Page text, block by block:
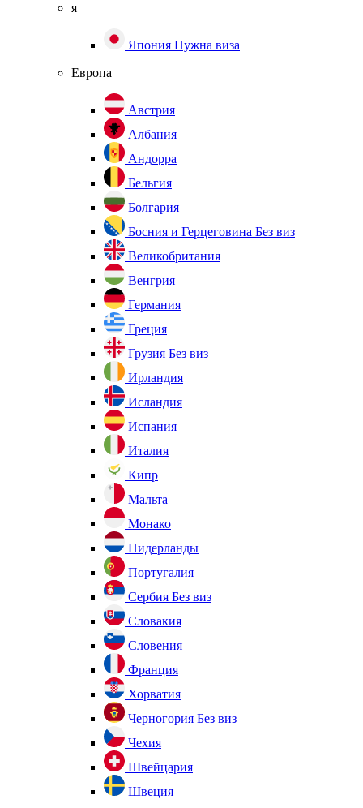
я
Япония Нужна виза
Европа
Австрия
Албания
Андорра
Бельгия
Болгария
Босния и Герцеговина Без виз
Великобритания
Венгрия
Германия
Греция
Грузия Без виз
Ирландия
Исландия
Испания
Италия
Кипр
Мальта
Монако
Нидерланды
Португалия
Сербия Без виз
Словакия
Словения
Франция
Хорватия
Черногория Без виз
Чехия
Швейцария
Швеция